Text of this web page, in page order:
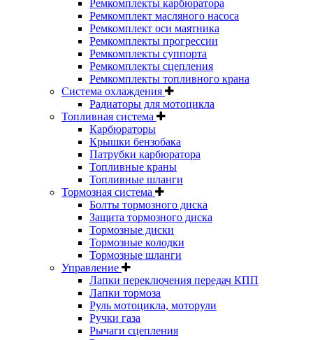
Ремкомплекты карбюратора
Ремкомплект масляного насоса
Ремкомплект оси маятника
Ремкомплекты прогрессии
Ремкомплекты суппорта
Ремкомплекты сцепления
Ремкомплекты топливного крана
Система охлаждения
Радиаторы для мотоцикла
Топливная система
Карбюраторы
Крышки бензобака
Патрубки карбюратора
Топливные краны
Топливные шланги
Тормозная система
Болты тормозного диска
Защита тормозного диска
Тормозные диски
Тормозные колодки
Тормозные шланги
Управление
Лапки переключения передач КПП
Лапки тормоза
Руль мотоцикла, моторули
Ручки газа
Рычаги сцепления